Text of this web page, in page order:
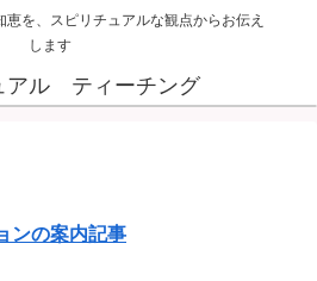
恵を、スピリチュアルな観点からお伝え
します
アル ティーチング
ンの案内記事